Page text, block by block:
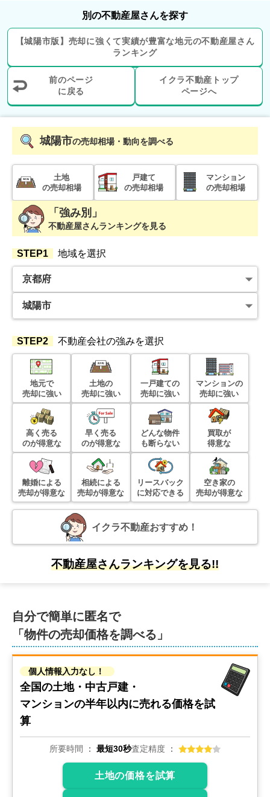
別の不動産屋さんを探す
【城陽市版】 売却に強くて実績が豊富な地元の不動産屋さん
ランキング
前のページ
に戻る
イクラ不動産トップ
ページへ
城陽市の売却相場・動向を調べる
土地
の売却相場
戸建て
の売却相場
マンション
の売却相場
「強み別」
不動産屋さんランキングを見る
STEP1 地域を選択
STEP2 不動産会社の強みを選択
地元で
売却に強い
土地の
売却に強い
一戸建ての
売却に強い
マンションの
売却に強い
高く売る
のが得意な
早く売る
のが得意な
どんな物件
も断らない
買取が
得意な
離婚による
売却が得意な
相続による
売却が得意な
リースバック
に対応できる
空き家の
売却が得意な
イクラ不動産おすすめ！
不動産屋さんランキングを見る!!
自分で簡単に匿名で
「物件の売却価格を調べる」
個人情報入力なし！
全国の土地・中古戸建・
マンションの半年以内に売れる価格を試
算
所要時間 最短30秒査定精度
土地の価格を試算